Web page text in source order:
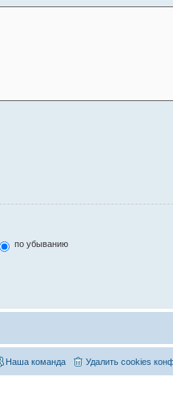
по убыванию
Удалить cookies
Наша команда